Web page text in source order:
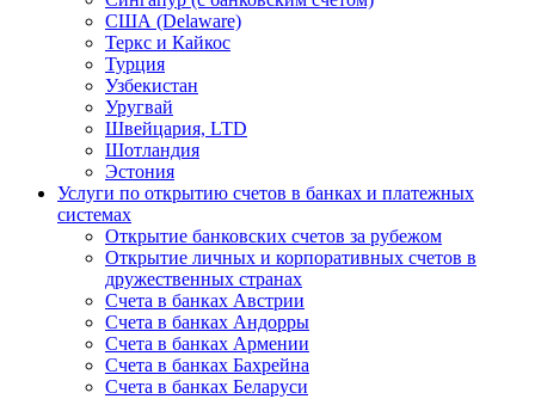
США (Delaware)
Теркс и Кайкос
Турция
Узбекистан
Уругвай
Швейцария, LTD
Шотландия
Эстония
Услуги по открытию счетов в банках и платежных
системах
Открытие банковских счетов за рубежом
Открытие личных и корпоративных счетов в
дружественных странах
Счета в банках Австрии
Счета в банках Андорры
Счета в банках Армении
Счета в банках Бахрейна
Счета в банках Беларуси